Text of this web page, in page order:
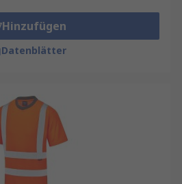
Hinzufügen
Datenblätter